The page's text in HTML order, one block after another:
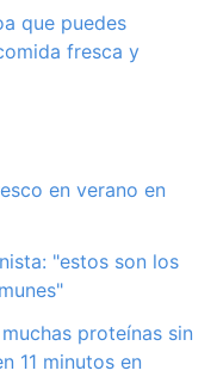
que puedes
fresca y
en verano en
"estos son los
proteínas sin
11 minutos en